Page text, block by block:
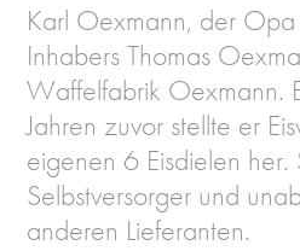
Karl Oexmann, der
Inhabers Thomas
Waffelfabrik Oexmann.
Jahren zuvor stellte er
eigenen 6 Eisdielen her.
Selbstversorger und
anderen Lieferanten.